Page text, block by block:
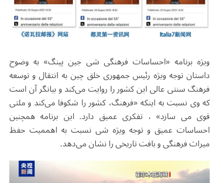
ویژه برنامه «احساسات فرهنگی شی جین پینگ» به وضوح
داستان توجه ویژه رئیس جمهوری خلق چین به انتقال و توسعه
فرهنگ سنتی عالی این کشور را روایت می‌کند و بیانگر آن است
که وی نسبت به اینکه «فرهنگ، کشور را شکوفا می‌کند و ملتی
قوی می سازد» ، تفکری عمیق دارد. این برنامه همچنین
احساسات عمیق و توجه ویژه شی نسبت به اهممیت حفظ
میراث فرهنگی و بافت تاریخی را نشان می‌دهد.